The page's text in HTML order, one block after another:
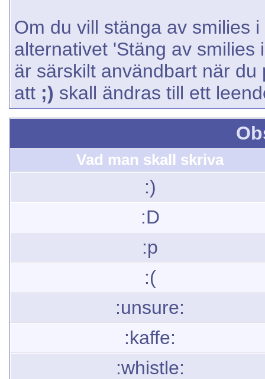
Om du vill stänga av smilies
alternativet 'Stäng av smilies
är särskilt användbart när
att ;) skall ändras till ett
Vad man skall skriva
:)
:D
:p
:(
:unsure:
:kaffe:
:whistle: